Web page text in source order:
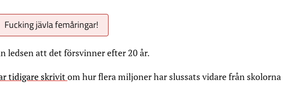
Fucking jävla femåringar!
ledsen att det försvinner efter 20 år.
tidigare skrivitom hur flera miljoner har slussats vidare från skolorna